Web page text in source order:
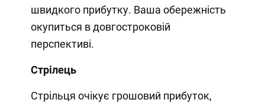
швидкого прибутку. Ваша обережність
окупиться в довгостроковій
перспективі.
Стрілець
Стрільця очікує грошовий прибуток,